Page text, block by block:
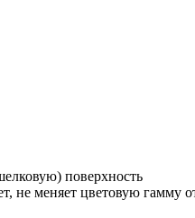
поверхность
не меняет цветовую гамму